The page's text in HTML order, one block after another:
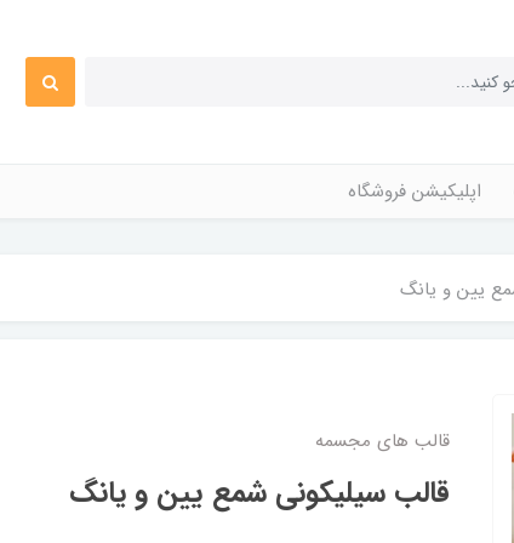
اپلیکیشن فروشگاه
یین و یانگ
قالب های مجسمه
قالب سیلیکونی شمع یین و یانگ